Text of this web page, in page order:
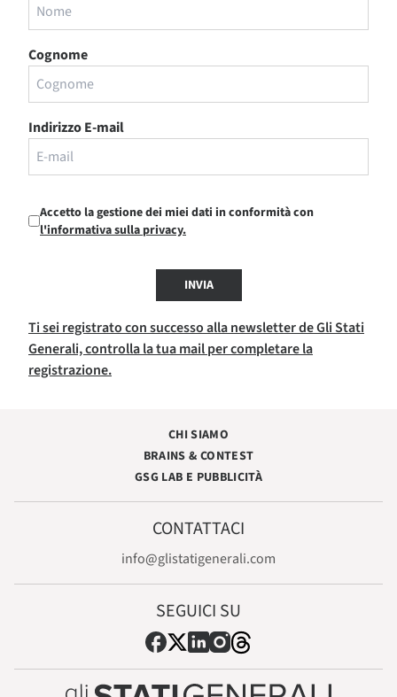
Cognome
Indirizzo E-mail
Accetto la gestione dei miei dati in conformità con
l'informativa sulla privacy.
INVIA
Ti sei registrato con successo alla newsletter de Gli Stati
Generali, controlla la tua mail per completare la
registrazione.
CHI SIAMO
BRAINS & CONTEST
GSG LAB E PUBBLICITÀ
CONTATTACI
info@glistatigenerali.com
SEGUICI SU